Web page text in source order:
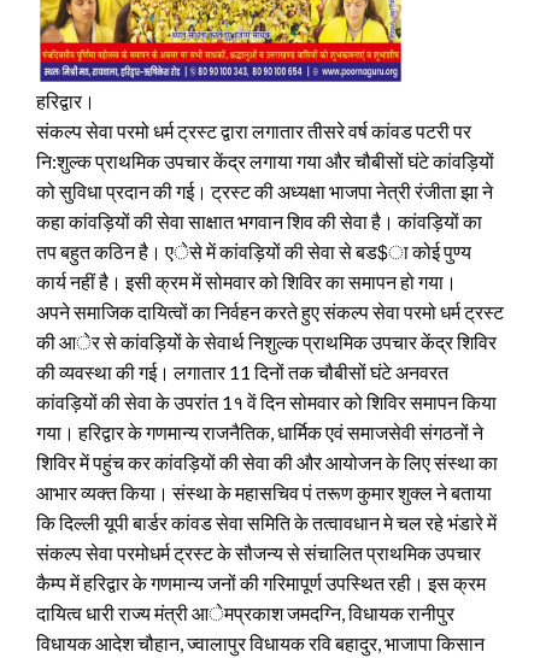
हरिद्वार।
संकल्प सेवा परमो धर्म ट्रस्ट द्वारा लगातार तीसरे वर्ष कांवड पटरी पर
नि:शुल्क प्राथमिक उपचार केंद्र लगाया गया और चौबीसों घंटे कांवड़ियों
को सुविधा प्रदान की गई। ट्रस्ट की अध्यक्षा भाजपा नेत्री रंजीता झा ने
कहा कांवड़ियों की सेवा साक्षात भगवान शिव की सेवा है। कांवड़ियों का
तप बहुत कठिन है। एेसे में कांवड़ियों की सेवा से बड$ा कोई पुण्य
कार्य नहीं है। इसी क्रम में सोमवार को शिविर का समापन हो गया।
अपने समाजिक दायित्वों का निर्वहन करते हुए संकल्प सेवा परमो धर्म ट्रस्ट
की आेर से कांवड़ियों के सेवार्थ निशुल्क प्राथमिक उपचार केंद्र शिविर
की व्यवस्था की गई। लगातार 11 दिनों तक चौबीसों घंटे अनवरत
कांवड़ियों की सेवा के उपरांत 1१ वें दिन सोमवार को शिविर समापन किया
गया। हरिद्वार के गणमान्य राजनैतिक, धार्मिक एवं समाजसेवी संगठनों ने
शिविर में पहुंच कर कांवड़ियों की सेवा की और आयोजन के लिए संस्था का
आभार व्यक्त किया। संस्था के महासचिव पं तरूण कुमार शुक्ल ने बताया
कि दिल्ली यूपी बार्डर कांवड सेवा समिति के तत्वावधान मे चल रहे भंडारे में
संकल्प सेवा परमोधर्म ट्रस्ट के सौजन्य से संचालित प्राथमिक उपचार
कैम्प में हरिद्वार के गणमान्य जनों की गरिमापूर्ण उपस्थित रही। इस क्रम
दायित्व धारी राज्य मंत्री आेमप्रकाश जमदग्नि, विधायक रानीपुर
विधायक आदेश चौहान, ज्वालापुर विधायक रवि बहादुर, भाजापा किसान